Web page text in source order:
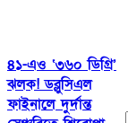
৪১-এও ‘৩৬০ ডিগ্রি’
ঝলক! ডব্লুসিএল
ফাইনালে দুর্দান্ত